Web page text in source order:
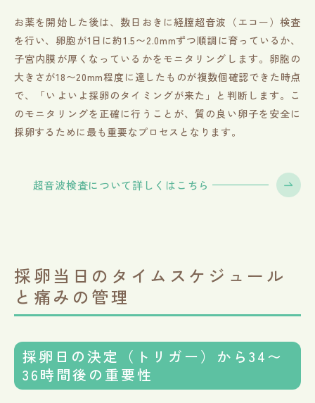
お薬を開始した後は、数日おきに経膣超音波（エコー）検査
を行い、卵胞が1日に約1.5〜2.0mmずつ順調に育っているか、
子宮内膜が厚くなっているかをモニタリングします。卵胞の
大きさが18〜20mm程度に達したものが複数個確認できた時点
で、「いよいよ採卵のタイミングが来た」と判断します。こ
のモニタリングを正確に行うことが、質の良い卵子を安全に
採卵するために最も重要なプロセスとなります。
超音波検査について詳しくはこちら
採卵当日のタイムスケジュール
と痛みの管理
採卵日の決定（トリガー）から34〜
36時間後の重要性